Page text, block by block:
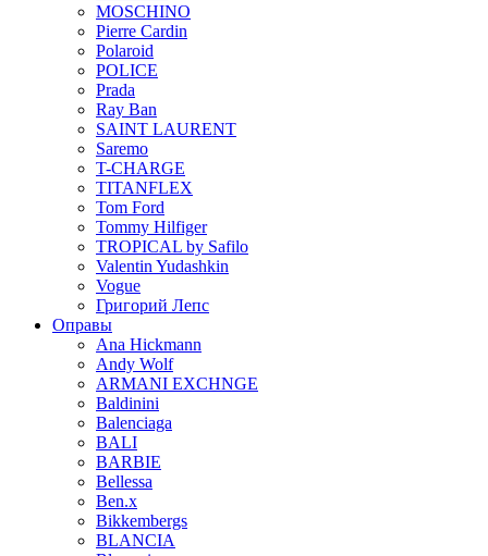
MOSCHINO
Pierre Cardin
Polaroid
POLICE
Prada
Ray Ban
SAINT LAURENT
Saremo
T-CHARGE
TITANFLEX
Tom Ford
Tommy Hilfiger
TROPICAL by Safilo
Valentin Yudashkin
Vogue
Григорий Лепс
Оправы
Ana Hickmann
Andy Wolf
ARMANI EXCHNGE
Baldinini
Balenciaga
BALI
BARBIE
Bellessa
Ben.x
Bikkembergs
BLANCIA